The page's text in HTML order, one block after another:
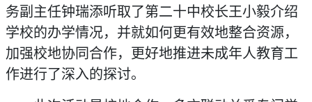
务副主任钟瑞添听取了第二十中校长王小毅介绍
学校的办学情况，并就如何更有效地整合资源，
加强校地协同合作，更好地推进未成年人教育工
作进行了深入的探讨。